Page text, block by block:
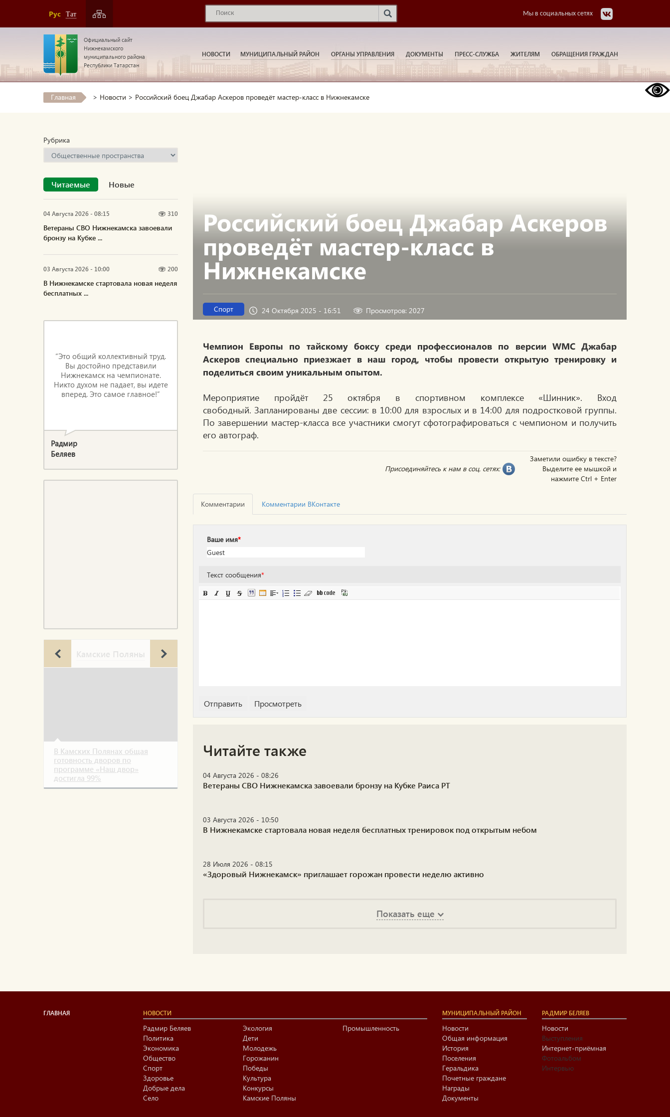
Рус Тат Мы в социальных сетях
Официальный сайт
Нижнекамского
муниципального района
Республики Татарстан
НОВОСТИ МУНИЦИПАЛЬНЫЙ РАЙОН ОРГАНЫ УПРАВЛЕНИЯ ДОКУМЕНТЫ ПРЕСС-СЛУЖБА ЖИТЕЛЯМ ОБРАЩЕНИЯ ГРАЖДАН
Главная > Новости > Российский боец Джабар Аскеров проведёт мастер-класс в Нижнекамске
Рубрика
Читаемые Новые
04 Августа 2026 - 08:15 310
Ветераны СВО Нижнекамска завоевали
бронзу на Кубке ...
03 Августа 2026 - 10:00 200
В Нижнекамске стартовала новая неделя
бесплатных ...
“Это общий коллективный труд.
Вы достойно представили
Нижнекамск на чемпионате.
Никто духом не падает, вы идете
вперед. Это самое главное!”
Радмир
Беляев
Камские Поляны
В Камских Полянах общая
готовность дворов по
программе «Наш двор»
достигла 99%
Российский боец Джабар Аскеров
проведёт мастер-класс в
Нижнекамске
Спорт 24 Октября 2025 - 16:51 Просмотров: 2027
Чемпион Европы по тайскому боксу среди профессионалов по версии WMC Джабар
Аскеров специально приезжает в наш город, чтобы провести открытую тренировку и
поделиться своим уникальным опытом.
Мероприятие пройдёт 25 октября в спортивном комплексе «Шинник». Вход
свободный. Запланированы две сессии: в 10:00 для взрослых и в 14:00 для подростковой группы.
По завершении мастер-класса все участники смогут сфотографироваться с чемпионом и получить
его автограф.
Заметили ошибку в тексте?
Выделите ее мышкой и
нажмите Ctrl + Enter
Присоединяйтесь к нам в соц. сетях:
Комментарии Комментарии ВКонтакте
Ваше имя*
Текст сообщения*
Читайте также
04 Августа 2026 - 08:26
Ветераны СВО Нижнекамска завоевали бронзу на Кубке Раиса РТ
03 Августа 2026 - 10:50
В Нижнекамске стартовала новая неделя бесплатных тренировок под открытым небом
28 Июля 2026 - 08:15
«Здоровый Нижнекамск» приглашает горожан провести неделю активно
Показать еще
ГЛАВНАЯ НОВОСТИ
Радмир Беляев
Политика
Экономика
Общество
Спорт
Здоровье
Добрые дела
Село
Экология
Дети
Молодежь
Горожанин
Победы
Культура
Конкурсы
Камские Поляны
Промышленность
МУНИЦИПАЛЬНЫЙ РАЙОН
Новости
Общая информация
История
Поселения
Геральдика
Почетные граждане
Награды
Документы
РАДМИР БЕЛЯЕВ
Новости
Выступления
Интернет-приёмная
Фотоальбом
Интервью